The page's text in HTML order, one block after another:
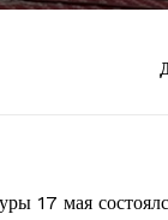
17 мая